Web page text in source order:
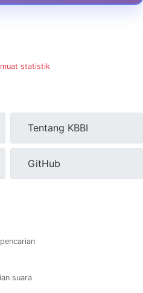
statistik
Tentang KBBI
GitHub
suara